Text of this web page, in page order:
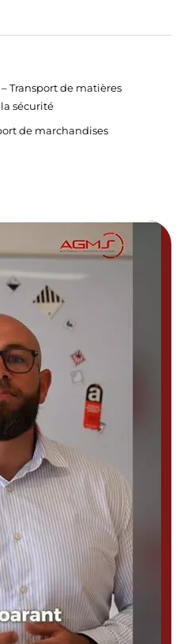
Transport de matières
sécurité
de marchandises